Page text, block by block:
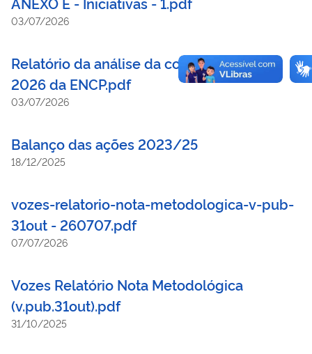
03/07/2026
Relatório da análise da consulta pública
2026 da ENCP.pdf
03/07/2026
Balanço das ações 2023/25
18/12/2025
vozes-relatorio-nota-metodologica-v-pub-
31out - 260707.pdf
07/07/2026
Vozes Relatório Nota Metodológica
(v.pub.31out).pdf
31/10/2025